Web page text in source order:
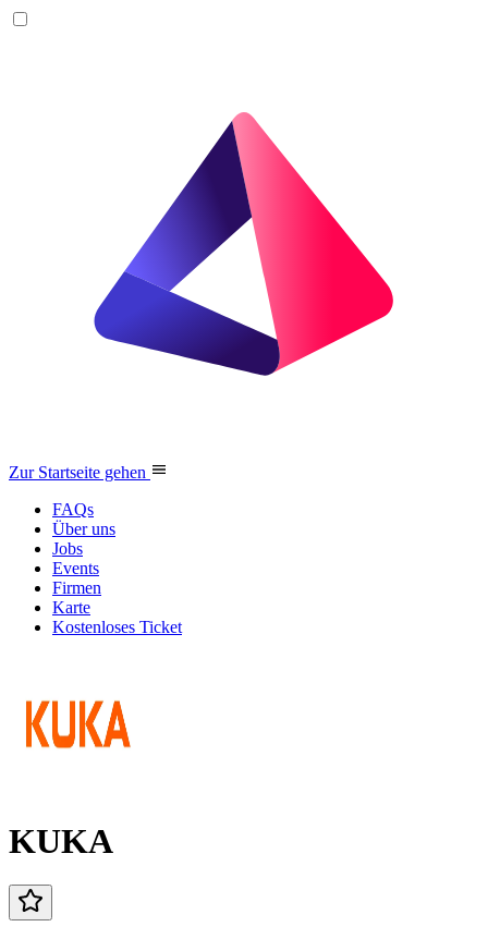
Zur Startseite gehen
FAQs
Über uns
Jobs
Events
Firmen
Karte
Kostenloses Ticket
KUKA